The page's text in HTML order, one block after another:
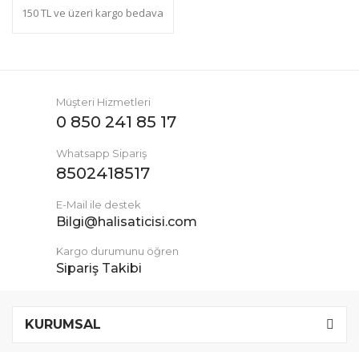
150 TL ve üzeri kargo bedava
Müşteri Hizmetleri
0 850 241 85 17
Whatsapp Sipariş
8502418517
E-Mail ile destek
Bilgi@halisaticisi.com
Kargo durumunu öğren
Sipariş Takibi
KURUMSAL